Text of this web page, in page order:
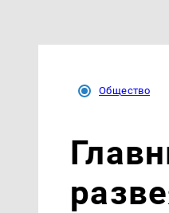
Общество